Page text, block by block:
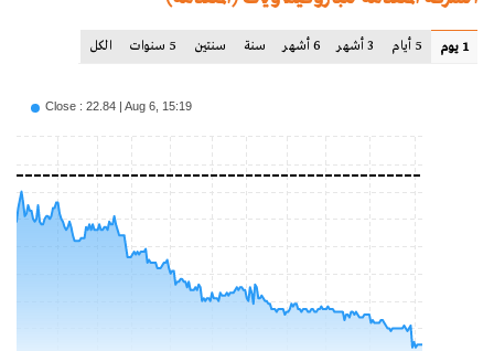
1 يوم 5 أيام 3 أشهر 6 أشهر سنة سنتين 5 سنوات الكل
Close : 22.84 | Aug 6, 15:19